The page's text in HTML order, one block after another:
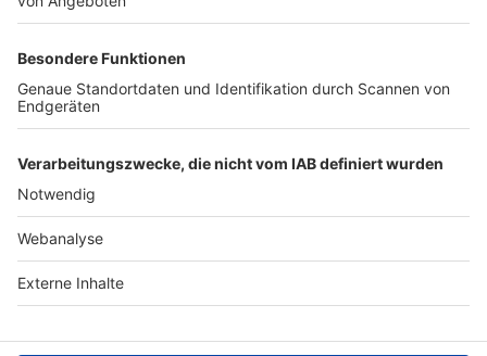
TOP-PARTNER
Nutzungsbedingungen Datenschutz Impressum